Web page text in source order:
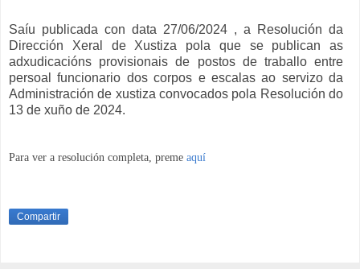
Saíu publicada con data 27/06/2024 , a Resolución da
Dirección Xeral de Xustiza pola que se publican as
adxudicacións provisionais de postos de traballo entre
persoal funcionario dos corpos e escalas ao servizo da
Administración de xustiza convocados pola Resolución do
13 de xuño de 2024.
Para ver a resolución completa, preme aquí
Compartir